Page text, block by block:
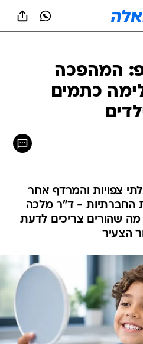
המהפכה
כתמים
צפויות והמרדף אחר
החברתיות - ד"ר מלכה
שהורים צריכים לדעת
הצעיר